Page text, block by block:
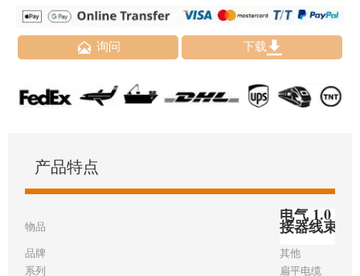
 询问 下载
产品特点
物品
电气 1.0 毫
接器线束
品牌
其他
系列
扁平电缆